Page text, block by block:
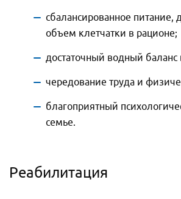
сбалансированное питание,
объем клетчатки в рационе;
достаточный водный баланс
чередование труда и
благоприятный
семье.
Реабилитация